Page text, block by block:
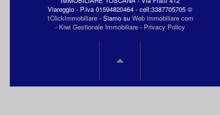
Viareggio - P.iva 01594820464 - cell:3387705705 ©
1ClickImmobiliare- Siamo su Web immobiliare com
- Kiwi Gestionale Immobiliare- Privacy Policy